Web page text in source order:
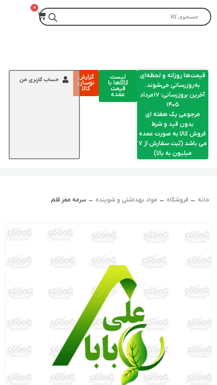
قیمت‌ها روزانه و لحظه‌ای
به‌روزرسانی می‌شوند.
آخرین بروزرسانی: ۱۷مرداد
۱۴۰۵
مرجوعی یک هفته ای
بدون قید و شرط
فروش کالا به صورت عمده
می باشد (ثبت سفارش از 7
میلیون به بالا)
لیست
کالاها با
قیمت
عمده
گزارش
نوسان
کالا
حساب کاربری من
خانه ← فروشگاه ← مواد بهداشتی و شوینده ← سرمه مغز قلم